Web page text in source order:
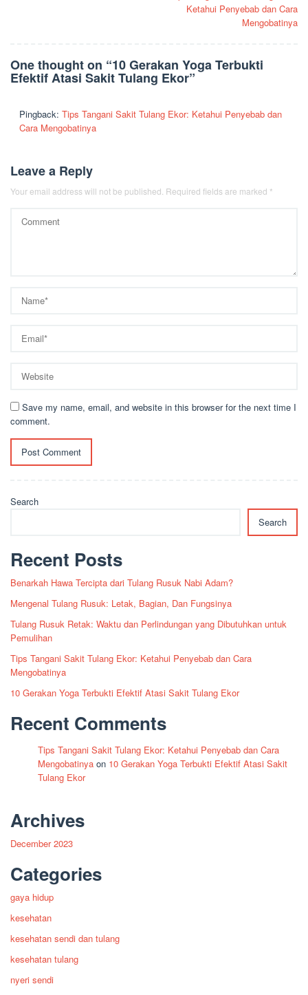
Ketahui Penyebab dan Cara
Mengobatinya
One thought on “10 Gerakan Yoga Terbukti
Efektif Atasi Sakit Tulang Ekor”
Pingback: Tips Tangani Sakit Tulang Ekor: Ketahui Penyebab dan
Cara Mengobatinya
Leave a Reply
Your email address will not be published. Required fields are marked *
Save my name, email, and website in this browser for the next time I
comment.
Search
Search
Recent Posts
Benarkah Hawa Tercipta dari Tulang Rusuk Nabi Adam?
Mengenal Tulang Rusuk: Letak, Bagian, Dan Fungsinya
Tulang Rusuk Retak: Waktu dan Perlindungan yang Dibutuhkan untuk
Pemulihan
Tips Tangani Sakit Tulang Ekor: Ketahui Penyebab dan Cara
Mengobatinya
10 Gerakan Yoga Terbukti Efektif Atasi Sakit Tulang Ekor
Recent Comments
Tips Tangani Sakit Tulang Ekor: Ketahui Penyebab dan Cara
Mengobatinya on 10 Gerakan Yoga Terbukti Efektif Atasi Sakit
Tulang Ekor
Archives
December 2023
Categories
gaya hidup
kesehatan
kesehatan sendi dan tulang
kesehatan tulang
nyeri sendi